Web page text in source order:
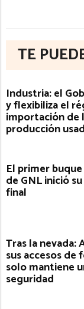
TE
Industria: el
y flexibiliza el
importación de
producción
El primer
de GNL inició
final
Tras la nevada:
sus accesos de
solo mantiene
seguridad